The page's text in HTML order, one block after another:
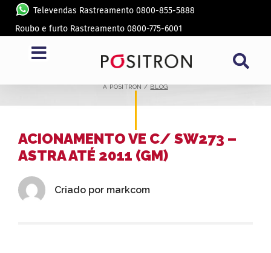
Televendas Rastreamento 0800-855-5888
Roubo e furto Rastreamento 0800-775-6001
BLOG
A PÓSITRON /BLOG
ACIONAMENTO VE C/ SW273 –
ASTRA ATÉ 2011 (GM)
Criado por markcom